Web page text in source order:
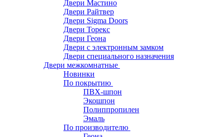
Двери Мастино
Двери Райтвер
Двери Sigma Doors
Двери Торекс
Двери Геона
Двери с электронным замком
Двери специального назначения
Двери межкомнатные
Новинки
По покрытию
ПВХ-шпон
Экошпон
Полиппропилен
Эмаль
По производителю